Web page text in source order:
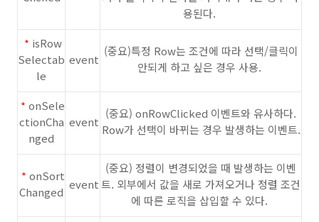
용된다.
* isRow
Selectab
le
event
(중요)특정 Row는 조건에 따라 선택/클릭이
안되게 하고 싶은 경우 사용.
* onSele
ctionCha
nged
event
(중요) onRowClicked 이벤트와 유사하다.
Row가 선택이 바뀌는 경우 발생하는 이벤트.
* onSort
Changed
event
(중요) 정렬이 변경되었을 때 발생하는 이벤
트. 외부에서 값을 새로 가져오거나 정렬 조건
에 따른 로직을 삽입할 수 있다.